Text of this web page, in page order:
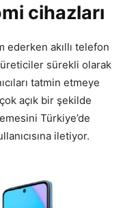
cihazları
ederken akıllı telefon
sürekli olarak
tatmin etmeye
açık bir şekilde
Türkiye’de
iletiyor.